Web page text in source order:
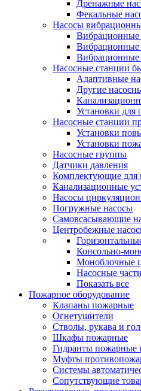
Дренажные
Фекальные
Насосы
Вибрационные
Вибрационные
Вибрационные
Насосные станции
Адаптивные
Другие
Установки для
Насосные станции
Установки
Установки
Насосные группы
Датчики давления
Комплектующие для
Канализационные
Насосы
Погружные насосы
Самовсасывающие
Центробежные
Консольно-
Моноблочные
Насосные
Показать все
Пожарное оборудование
Клапаны пожарные
Огнетушители
Стволы, рукава и
Шкафы пожарные
Гидранты пожарные
Муфты
Системы
Сопутствующие